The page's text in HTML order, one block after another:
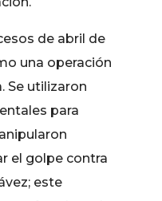
de abril de
una operación
Se utilizaron
para
el golpe contra
este